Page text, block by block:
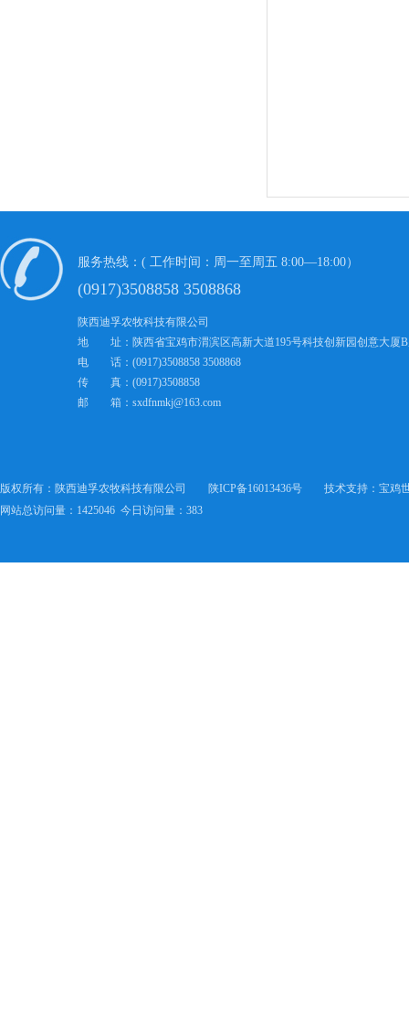
服务热线：( 工作时间：周一至周五 8:00—18:00）
(0917)3508858 3508868
陕西迪孚农牧科技有限公司
地 址：陕西省宝鸡市渭滨区高新大道195号科技创新园创意大厦
电 话：(0917)3508858 3508868
传 真：(0917)3508858
邮 箱：sxdfnmkj@163.com
版权所有 ： 陕西迪孚农牧科技有限公司 陕ICP备16013436号 技术支持 ： 宝鸡
网站总访问量：1425046 今日访问量：383